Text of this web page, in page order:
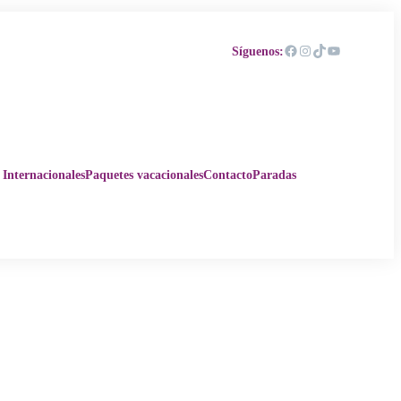
Síguenos:Facebook Instagram TikTok YouTube
InternacionalesPaquetes vacacionalesContactoParadas